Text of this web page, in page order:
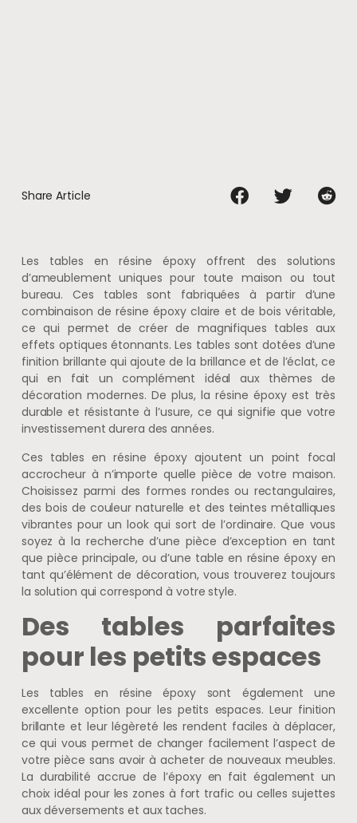
Share Article
Les tables en résine époxy offrent des solutions
d’ameublement uniques pour toute maison ou tout
bureau. Ces tables sont fabriquées à partir d’une
combinaison de résine époxy claire et de bois véritable,
ce qui permet de créer de magnifiques tables aux
effets optiques étonnants. Les tables sont dotées d’une
finition brillante qui ajoute de la brillance et de l’éclat, ce
qui en fait un complément idéal aux thèmes de
décoration modernes. De plus, la résine époxy est très
durable et résistante à l’usure, ce qui signifie que votre
investissement durera des années.
Ces tables en résine époxy ajoutent un point focal
accrocheur à n’importe quelle pièce de votre maison.
Choisissez parmi des formes rondes ou rectangulaires,
des bois de couleur naturelle et des teintes métalliques
vibrantes pour un look qui sort de l’ordinaire. Que vous
soyez à la recherche d’une pièce d’exception en tant
que pièce principale, ou d’une table en résine époxy en
tant qu’élément de décoration, vous trouverez toujours
la solution qui correspond à votre style.
Des tables parfaites
pour les petits espaces
Les tables en résine époxy sont également une
excellente option pour les petits espaces. Leur finition
brillante et leur légèreté les rendent faciles à déplacer,
ce qui vous permet de changer facilement l’aspect de
votre pièce sans avoir à acheter de nouveaux meubles.
La durabilité accrue de l’époxy en fait également un
choix idéal pour les zones à fort trafic ou celles sujettes
aux déversements et aux taches.